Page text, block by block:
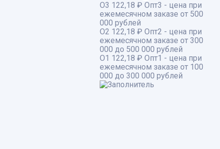
О3 122,18 ₽ Опт3 - цена при
ежемесячном заказе от 500
000 рублей
О2 122,18 ₽ Опт2 - цена при
ежемесячном заказе от 300
000 до 500 000 рублей
О1 122,18 ₽ Опт1 - цена при
ежемесячном заказе от 100
000 до 300 000 рублей